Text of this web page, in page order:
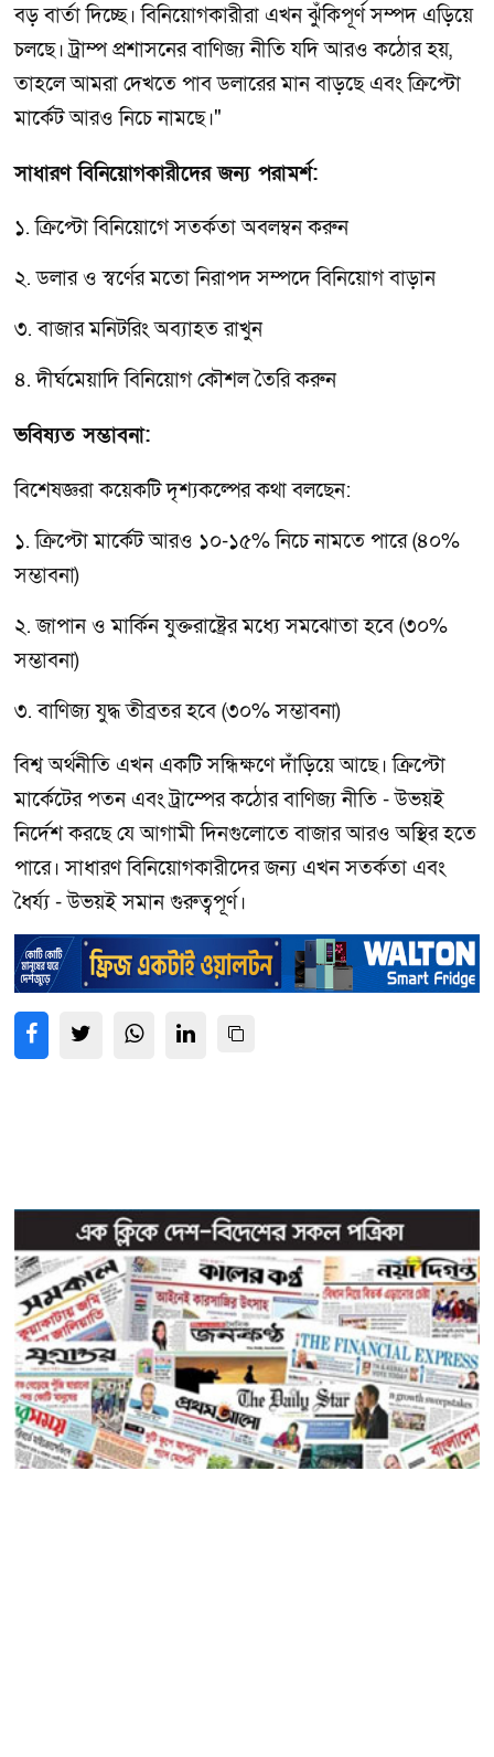
বড় বার্তা দিচ্ছে। বিনিয়োগকারীরা এখন ঝুঁকিপূর্ণ সম্পদ এড়িয়ে
চলছে। ট্রাম্প প্রশাসনের বাণিজ্য নীতি যদি আরও কঠোর হয়,
তাহলে আমরা দেখতে পাব ডলারের মান বাড়ছে এবং ক্রিপ্টো
মার্কেট আরও নিচে নামছে।"
সাধারণ বিনিয়োগকারীদের জন্য পরামর্শ:
১. ক্রিপ্টো বিনিয়োগে সতর্কতা অবলম্বন করুন
২. ডলার ও স্বর্ণের মতো নিরাপদ সম্পদে বিনিয়োগ বাড়ান
৩. বাজার মনিটরিং অব্যাহত রাখুন
৪. দীর্ঘমেয়াদি বিনিয়োগ কৌশল তৈরি করুন
ভবিষ্যত সম্ভাবনা:
বিশেষজ্ঞরা কয়েকটি দৃশ্যকল্পের কথা বলছেন:
১. ক্রিপ্টো মার্কেট আরও ১০-১৫% নিচে নামতে পারে (৪০%
সম্ভাবনা)
২. জাপান ও মার্কিন যুক্তরাষ্ট্রের মধ্যে সমঝোতা হবে (৩০%
সম্ভাবনা)
৩. বাণিজ্য যুদ্ধ তীব্রতর হবে (৩০% সম্ভাবনা)
বিশ্ব অর্থনীতি এখন একটি সন্ধিক্ষণে দাঁড়িয়ে আছে। ক্রিপ্টো
মার্কেটের পতন এবং ট্রাম্পের কঠোর বাণিজ্য নীতি - উভয়ই
নির্দেশ করছে যে আগামী দিনগুলোতে বাজার আরও অস্থির হতে
পারে। সাধারণ বিনিয়োগকারীদের জন্য এখন সতর্কতা এবং
ধৈর্য্য - উভয়ই সমান গুরুত্বপূর্ণ।